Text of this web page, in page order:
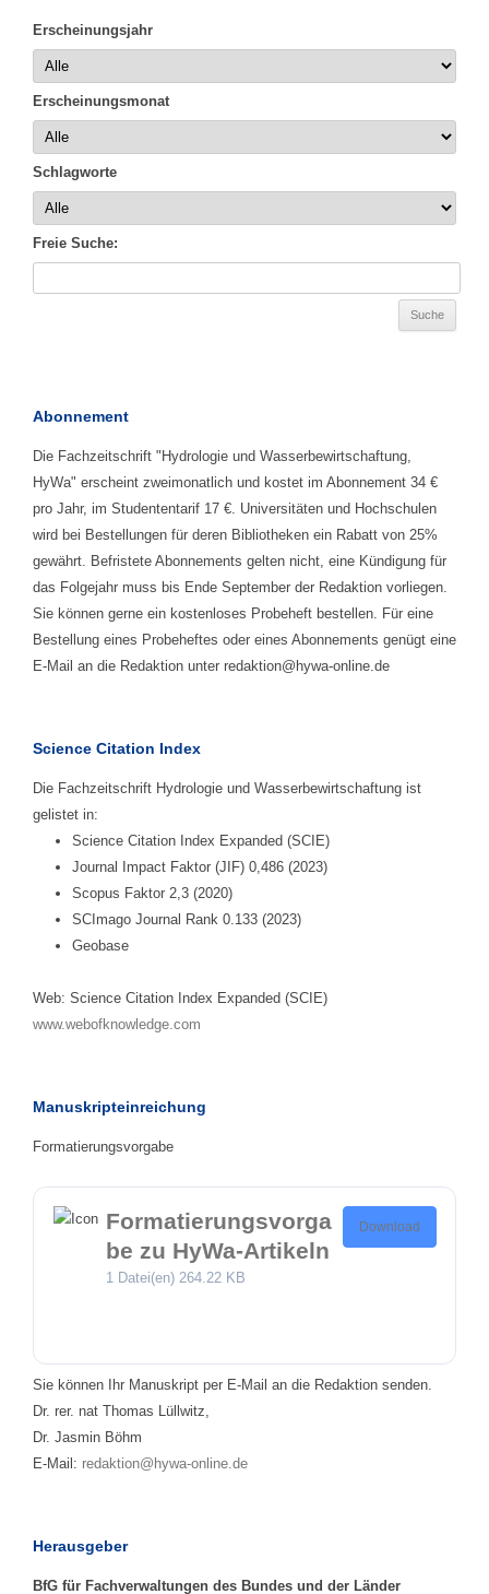
Erscheinungsjahr
Erscheinungsmonat
Schlagworte
Freie Suche:
Abonnement
Die Fachzeitschrift "Hydrologie und Wasserbewirtschaftung,
HyWa" erscheint zweimonatlich und kostet im Abonnement 34 €
pro Jahr, im Studententarif 17 €. Universitäten und Hochschulen
wird bei Bestellungen für deren Bibliotheken ein Rabatt von 25%
gewährt. Befristete Abonnements gelten nicht, eine Kündigung für
das Folgejahr muss bis Ende September der Redaktion vorliegen.
Sie können gerne ein kostenloses Probeheft bestellen. Für eine
Bestellung eines Probeheftes oder eines Abonnements genügt eine
E-Mail an die Redaktion unter redaktion@hywa-online.de
Science Citation Index
Die Fachzeitschrift Hydrologie und Wasserbewirtschaftung ist
gelistet in:
Science Citation Index Expanded (SCIE)
Journal Impact Faktor (JIF) 0,486 (2023)
Scopus Faktor 2,3 (2020)
SCImago Journal Rank 0.133 (2023)
Geobase
Web: Science Citation Index Expanded (SCIE)
www.webofknowledge.com
Manuskripteinreichung
Formatierungsvorgabe
Formatierungsvorga
be zu HyWa-Artikeln
1 Datei(en) 264.22 KB
Download
Sie können Ihr Manuskript per E-Mail an die Redaktion senden.
Dr. rer. nat Thomas Lüllwitz,
Dr. Jasmin Böhm
E-Mail: redaktion@hywa-online.de
Herausgeber
BfG für Fachverwaltungen des Bundes und der Länder